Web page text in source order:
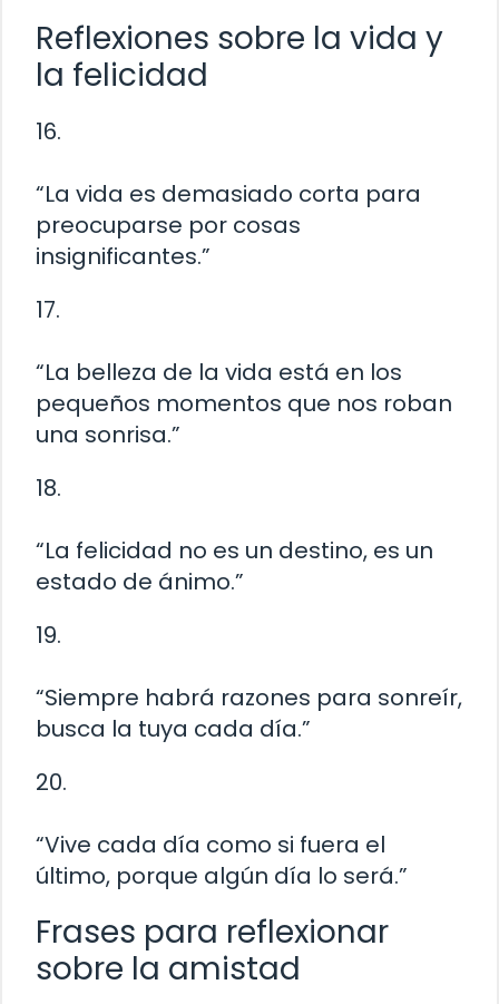
Reflexiones sobre la vida y
la felicidad
16.
“La vida es demasiado corta para
preocuparse por cosas
insignificantes.”
17.
“La belleza de la vida está en los
pequeños momentos que nos roban
una sonrisa.”
18.
“La felicidad no es un destino, es un
estado de ánimo.”
19.
“Siempre habrá razones para sonreír,
busca la tuya cada día.”
20.
“Vive cada día como si fuera el
último, porque algún día lo será.”
Frases para reflexionar
sobre la amistad